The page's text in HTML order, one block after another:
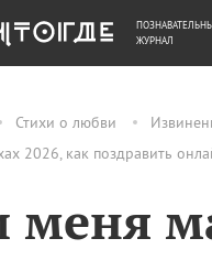
Стихи о любви
2026, как поздравить
меня
ОБЩЕСТВО
ЖУРНАЛ